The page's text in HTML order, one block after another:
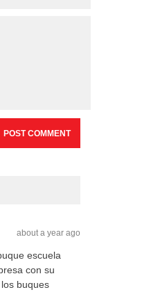
about a year ago
escuela
con su
buques